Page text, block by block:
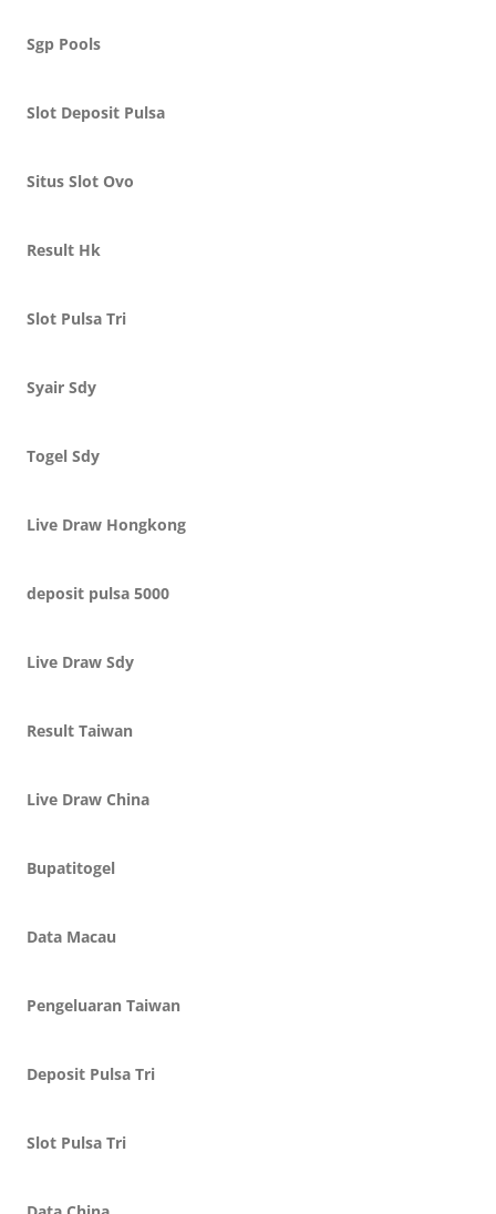
Sgp Pools
Slot Deposit Pulsa
Situs Slot Ovo
Result Hk
Slot Pulsa Tri
Syair Sdy
Togel Sdy
Live Draw Hongkong
deposit pulsa 5000
Live Draw Sdy
Result Taiwan
Live Draw China
Bupatitogel
Data Macau
Pengeluaran Taiwan
Deposit Pulsa Tri
Slot Pulsa Tri